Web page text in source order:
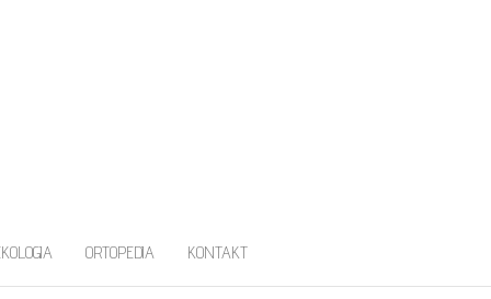
ORTOPEDIA KONTAKT